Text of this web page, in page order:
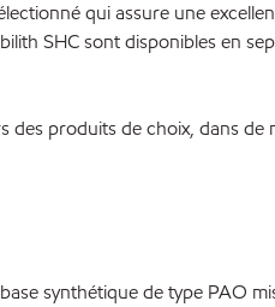
qui assure une
SHC sont disponibles en
des produits de choix, dans
synthétique de type